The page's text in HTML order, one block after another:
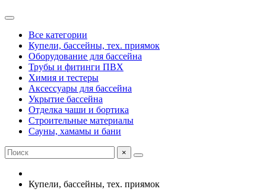
Все категории
Купели, бассейны, тех. приямок
Оборудование для бассейна
Трубы и фитинги ПВХ
Химия и тестеры
Аксессуары для бассейна
Укрытие бассейна
Отделка чаши и бортика
Строительные материалы
Сауны, хамамы и бани
×
Купели, бассейны, тех. приямок